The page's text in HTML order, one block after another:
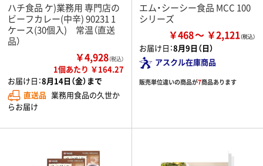
ハチ食品 ケ)業務用 専門店の
ビーフカレー(中辛) 90231 1
ケース(30個入) 常温（直送
品）
￥4,928（税込）
1個あたり ￥164.27
お届け日：8月14日（金）まで
直送品 業務用食品の久世か
らお届け
エム・シーシー食品 MCC 100
シリーズ
￥468 ￥2,121
お届け日：8月9日（日）
アスクル在庫商品
販売単位違いの商品が7商品あります